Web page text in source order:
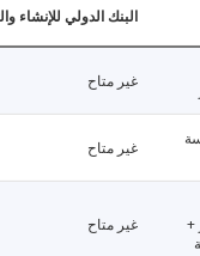
البنك الدولي للإنشاء
غير متاح
غير متاح
+
غير متاح